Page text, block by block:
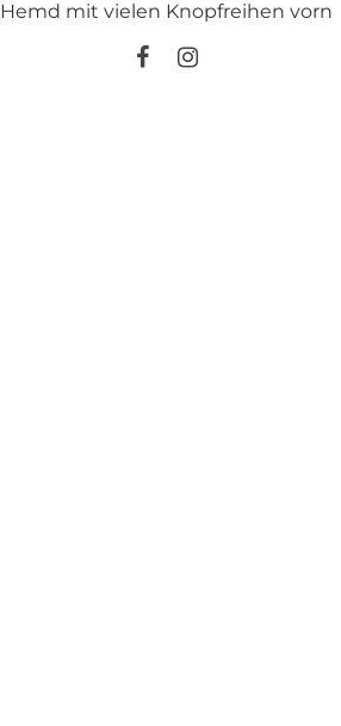
Hemd mit vielen Knopfreihen vorn